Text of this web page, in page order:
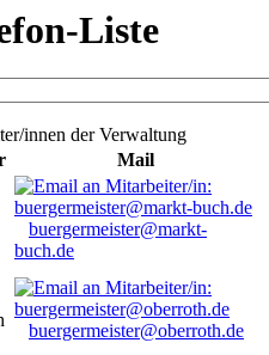
Liste
innen der Verwaltung
Mail
buergermeister@markt-
buch.de
buergermeister@oberroth.de